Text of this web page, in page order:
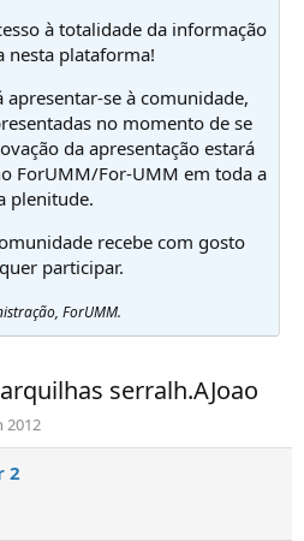
à totalidade da informação
nesta plataforma!
se à comunidade,
no momento de se
da apresentação estará
ForUMM/For-UMM em toda a
plenitude.
recebe com gosto
participar.
ForUMM.
serralh.AJoao
2012
2